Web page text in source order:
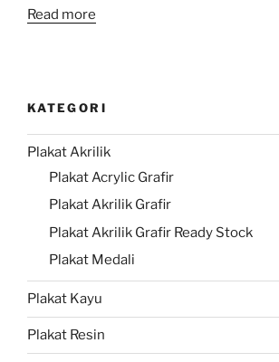
Read more
KATEGORI
Plakat Akrilik
Plakat Acrylic Grafir
Plakat Akrilik Grafir
Plakat Akrilik Grafir Ready Stock
Plakat Medali
Plakat Kayu
Plakat Resin